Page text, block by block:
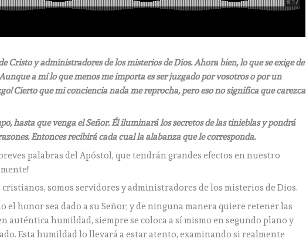
Cristo y administradores de los misterios de Dios. Ahora bien, lo que se exige de
a mí lo que menos me importa es ser juzgado por vosotros o por un
Cierto que mi conciencia nada me reprocha, pero eso no significa que carezca
hasta que venga el Señor. Él iluminará los secretos de las tinieblas y pondrá
Entonces recibirá cada cual la alabanza que le corresponda.
palabras del Apóstol, que tendrán grandes efectos en nuestro
somos servidores y administradores de los misterios de Dios.
el honor sea dado a su Señor; y de ninguna manera quiere retener las
auténtica humildad, siempre se coloca a sí mismo en segundo plano y
Esta humildad lo llevará a estar atento, examinando si realmente